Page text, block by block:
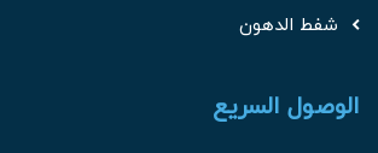
شفط الدهون
الوصول السريع